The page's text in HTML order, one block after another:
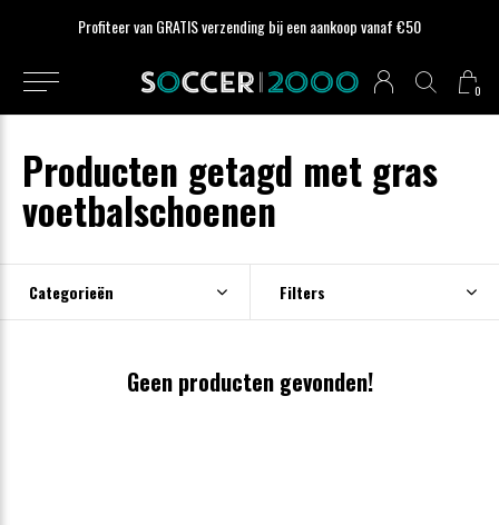
0
Profiteer van GRATIS verzending bij een aankoop vanaf €50
Producten getagd met gras
voetbalschoenen
Categorieën Filters
Geen producten gevonden!